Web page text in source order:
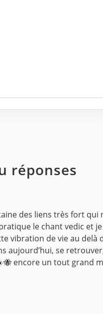
réponses
des liens très fort
le chant vedic et
vibration de vie au
aujourd’hui, se
encore un tout grand